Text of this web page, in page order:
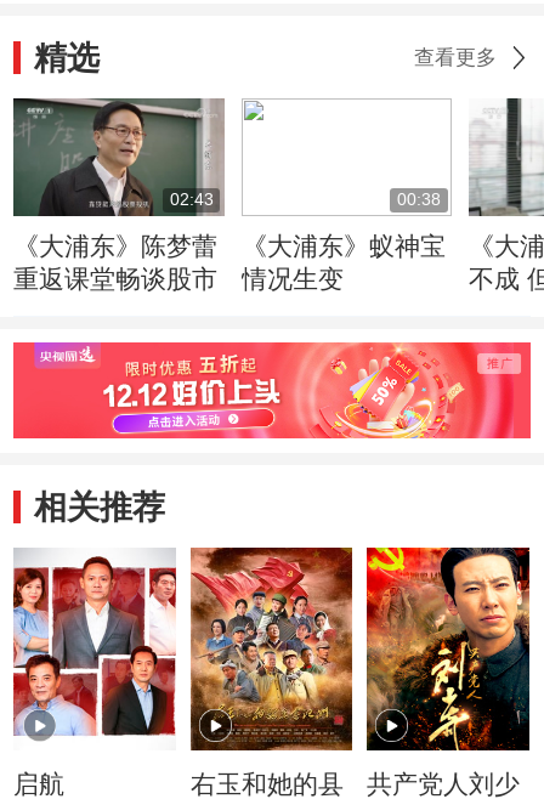
精选 查看更多
02:43
《大浦东》陈梦蕾
重返课堂畅谈股市
00:38
《大浦东》蚁神宝
情况生变
《大
不成
相关推荐
启航
右玉和她的县
共产党人刘少